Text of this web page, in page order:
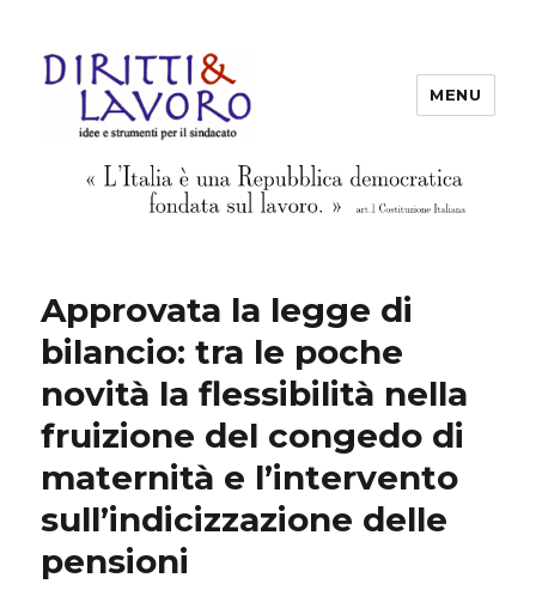
Diritti & Lavoro
MENU
Approvata la legge di
bilancio: tra le poche
novità la flessibilità nella
fruizione del congedo di
maternità e l’intervento
sull’indicizzazione delle
pensioni